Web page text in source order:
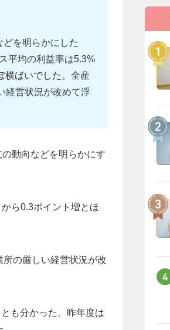
を明らかにした
平均の利益率は5.3%
横ばいでした。全産
経営状況が改めて浮
動向などを明らかにす
ら0.3ポイント増とほ
の厳しい経営状況が改
も分かった。昨年度は